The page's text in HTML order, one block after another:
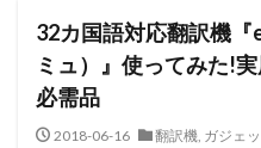
32カ国語対応翻訳機『
ミュ）』使ってみた!
必需品
2018-06-16 翻訳機, ガジェ